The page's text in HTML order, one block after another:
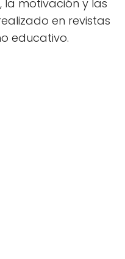
la motivación y las
en revistas
educativo.